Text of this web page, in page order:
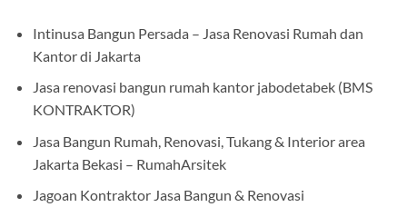
Intinusa Bangun Persada – Jasa Renovasi Rumah dan
Kantor di Jakarta
Jasa renovasi bangun rumah kantor jabodetabek (BMS
KONTRAKTOR)
Jasa Bangun Rumah, Renovasi, Tukang & Interior area
Jakarta Bekasi – RumahArsitek
Jagoan Kontraktor Jasa Bangun & Renovasi